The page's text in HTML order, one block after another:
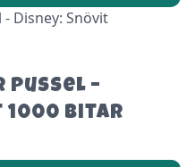
–
1000 bitar